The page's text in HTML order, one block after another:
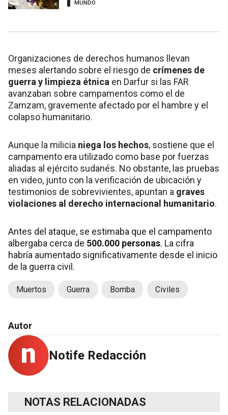
MUNDO
Organizaciones de derechos humanos llevan
meses alertando sobre el riesgo de crímenes de
guerra y limpieza étnica en Darfur si las FAR
avanzaban sobre campamentos como el de
Zamzam, gravemente afectado por el hambre y el
colapso humanitario.
Aunque la milicia niega los hechos, sostiene que el
campamento era utilizado como base por fuerzas
aliadas al ejército sudanés. No obstante, las pruebas
en video, junto con la verificación de ubicación y
testimonios de sobrevivientes, apuntan a graves
violaciones al derecho internacional humanitario.
Antes del ataque, se estimaba que el campamento
albergaba cerca de 500.000 personas. La cifra
habría aumentado significativamente desde el inicio
de la guerra civil.
Muertos Guerra Bomba Civiles
Autor
Notife Redacción
NOTAS RELACIONADAS